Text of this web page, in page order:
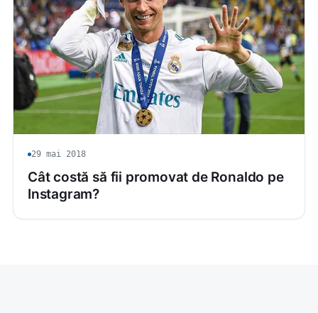
29 mai 2018
Cât costă să fii promovat de Ronaldo pe
Instagram?